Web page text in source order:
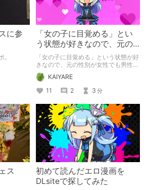
に参
「女の子に目覚める」とい
う状態が好きなので、元の
性別が女性でも男性でも問
題ない話
「女の子に目覚める」という状態が好
きなので、元の性別が女性でも男性で
も問題ない話
KAIYARE
11
2 3 分
ス
初めて読んだエロ漫画を
DLsiteで探してみた